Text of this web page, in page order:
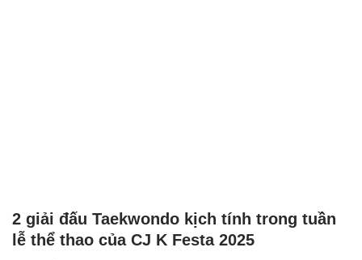
2 giải đấu Taekwondo kịch tính trong tuần
lễ thể thao của CJ K Festa 2025